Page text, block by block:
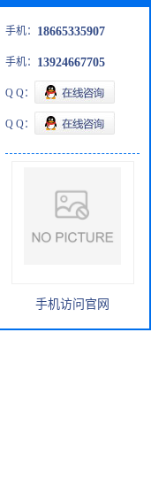
ELISA试剂盒
手机： 18665335907
手机： 13924667705
Q Q：
Q Q：
手机访问官网